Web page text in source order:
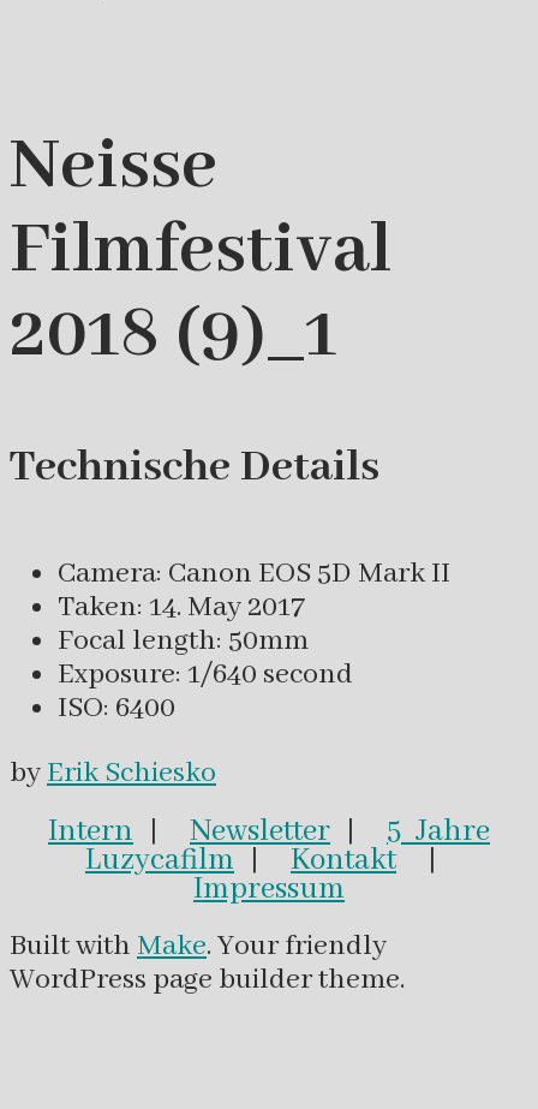
Neisse
Filmfestival
2018 (9)_1
Technische Details
Camera: Canon EOS 5D Mark II
Taken: 14. May 2017
Focal length: 50mm
Exposure: 1/640 second
ISO: 6400
byErik Schiesko
Intern | Newsletter | 5 Jahre
Luzycafilm | Kontakt|
Impressum
Built withMake. Your friendly
WordPress page builder theme.